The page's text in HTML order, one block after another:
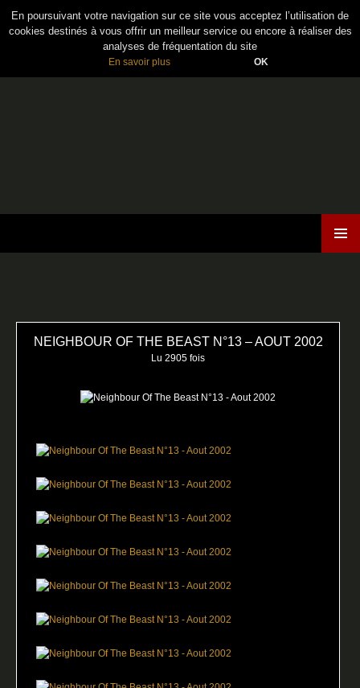
En poursuivant votre navigation sur ce site vous acceptez l’utilisation de
cookies destinés à vous offrir un meilleur service ou encore à réaliser des
analyses de fréquentation du site
En savoir plus OK
NEIGHBOUR OF THE BEAST N°13 – AOUT 2002
Lu 2905 fois